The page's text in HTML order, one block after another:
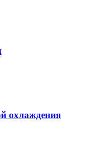
охлаждения